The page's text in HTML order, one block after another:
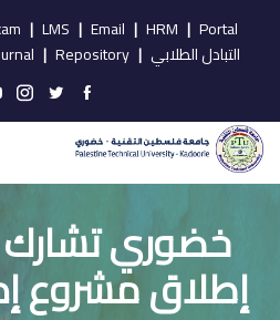
Portal
|
HRM
|
Email
|
LMS
|
التبادل الطلابي |
Repository
|
خضوري
إطلاق مشروع